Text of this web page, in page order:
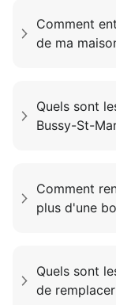
Comment
de ma
Quels sont
Bussy-St-
Comment
plus d'une
Quels sont
de